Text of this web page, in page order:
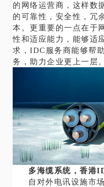
的网络运营商，这样数
的可靠性，安全性，冗
本。更重要的一点在于
性和适应能力，能够适
求，IDC服务商能够帮
务，助力企业更上一层。
多海缆系统，香港
自对外电讯设施市